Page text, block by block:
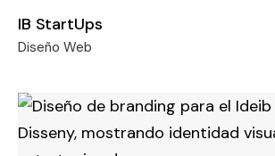
IB StartUps
Diseño Web